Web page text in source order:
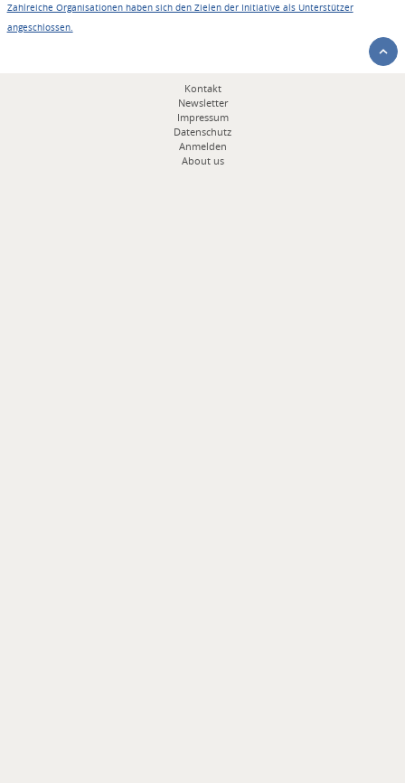
Zahlreiche Organisationen haben sich den Zielen der Initiative als Unterstützer
angeschlossen.
Kontakt
Newsletter
Impressum
Datenschutz
Anmelden
About us